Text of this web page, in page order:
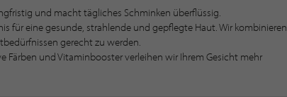
und macht tägliches Schminken überflüssig.
für eine gesunde, strahlende und gepflegte Haut. Wir kombinieren
gerecht zu werden.
und Vitaminbooster verleihen wir Ihrem Gesicht mehr